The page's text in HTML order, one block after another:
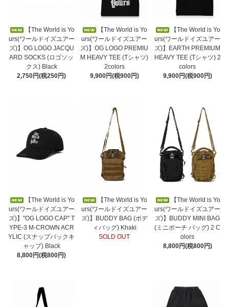
【The World is Yo
urs(ワールドイズユアー
ズ)】OG LOGO JACQU
ARD SOCKS (ロゴソッ
クス) Black
2,750円(税250円)
【The World is Yo
urs(ワールドイズユアー
ズ)】OG LOGO PREMIU
M HEAVY TEE (Tシャツ)
2colors
9,900円(税900円)
【The World is Yo
urs(ワールドイズユアー
ズ)】EARTH PREMIUM
HEAVY TEE (Tシャツ) 2
colors
9,900円(税900円)
【The World is Yo
urs(ワールドイズユアー
ズ)】"OG LOGO CAP" T
YPE-3 M-CROWN ACR
YLIC (スナップバックキ
ャップ) Black
8,800円(税800円)
【The World is Yo
urs(ワールドイズユアー
ズ)】BUDDY BAG (ボデ
ィバッグ) Khaki
SOLD OUT
【The World is Yo
urs(ワールドイズユアー
ズ)】BUDDY MINI BAG
(ミニポーチ バッグ) 2 C
olors
8,800円(税800円)